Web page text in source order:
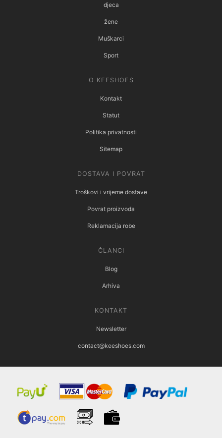
djeca
žene
Muškarci
Sport
O KEESHOES
Kontakt
Statut
Politika privatnosti
Sitemap
DOSTAVA I POVRAT
Troškovi i vrijeme dostave
Povrat proizvoda
Reklamacija robe
ČLANCI
Blog
Arhiva
KONTAKT
Newsletter
contact@keeshoes.com